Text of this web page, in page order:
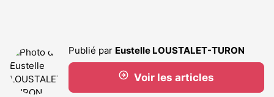
Publié par Eustelle LOUSTALET-TURON
Voir les articles